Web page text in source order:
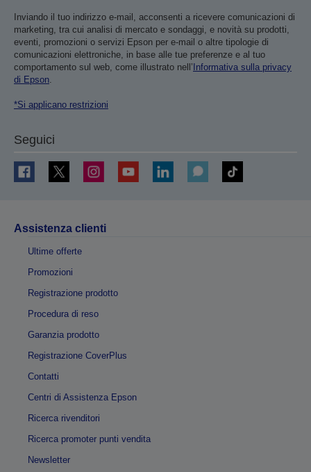
Inviando il tuo indirizzo e-mail, acconsenti a ricevere comunicazioni di
marketing, tra cui analisi di mercato e sondaggi, e novità su prodotti,
eventi, promozioni o servizi Epson per e-mail o altre tipologie di
comunicazioni elettroniche, in base alle tue preferenze e al tuo
comportamento sul web, come illustrato nell’ Informativa sulla privacy
di Epson.
*Si applicano restrizioni
Seguici
Assistenza clienti
Ultime offerte
Promozioni
Registrazione prodotto
Procedura di reso
Garanzia prodotto
Registrazione CoverPlus
Contatti
Centri di Assistenza Epson
Ricerca rivenditori
Ricerca promoter punti vendita
Newsletter